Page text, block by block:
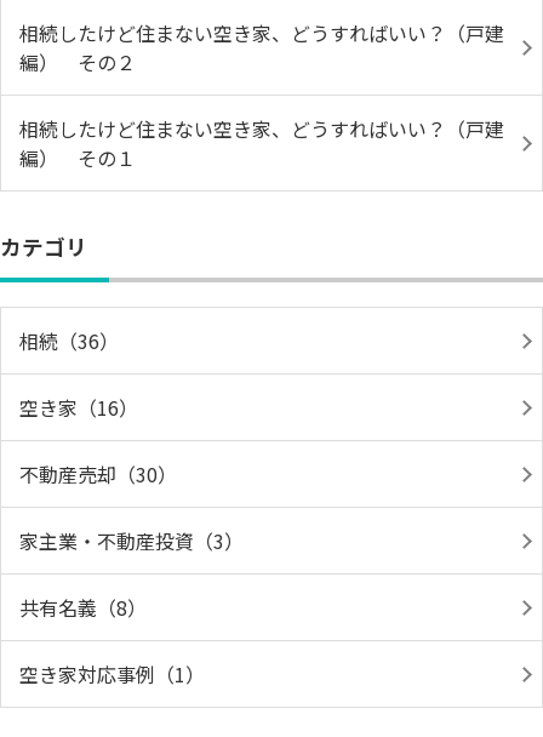
相続したけど住まない空き家、どうすればいい？（戸建
編） その２
相続したけど住まない空き家、どうすればいい？（戸建
編） その１
カテゴリ
相続（36）
空き家（16）
不動産売却（30）
家主業・不動産投資（3）
共有名義（8）
空き家対応事例（1）